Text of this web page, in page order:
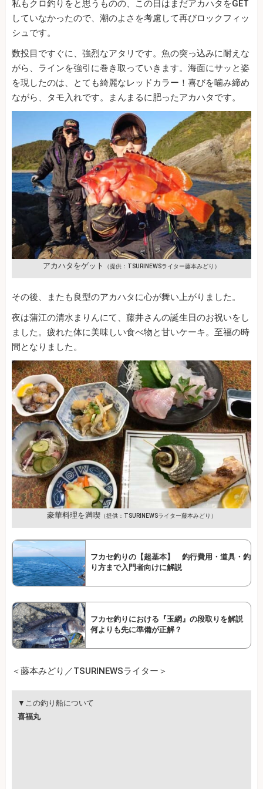
私もクロ釣りをと思うものの、この日はまだアカハタをGET
していなかったので、潮のよさを考慮して再びロックフィッ
シュです。
数投目ですぐに、強烈なアタリです。魚の突っ込みに耐えな
がら、ラインを強引に巻き取っていきます。海面にサッと姿
を現したのは、とても綺麗なレッドカラー！喜びを噛み締め
ながら、タモ入れです。まんまるに肥ったアカハタです。
アカハタをゲット （提供：TSURINEWSライター藤本みどり）
その後、またも良型のアカハタに心が舞い上がりました。
夜は蒲江の清水まりんにて、藤井さんの誕生日のお祝いをし
ました。疲れた体に美味しい食べ物と甘いケーキ。至福の時
間となりました。
豪華料理を満喫（提供：TSURINEWSライター藤本みどり）
フカセ釣りの【超基本】 釣行費用・道具・釣
り方まで入門者向けに解説
フカセ釣りにおける『玉網』の段取りを解説
何よりも先に準備が正解？
＜藤本みどり／TSURINEWSライター＞
▼この釣り船について
喜福丸